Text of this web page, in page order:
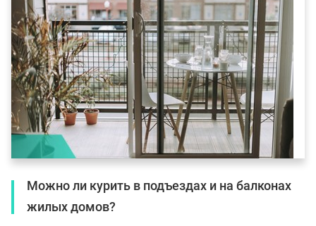
Можно ли курить в подъездах и на балконах
жилых домов?